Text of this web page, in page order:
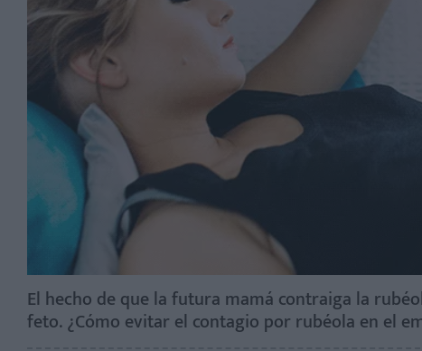
El hecho de que la futura mamá contraiga la
feto. ¿Cómo evitar el contagio por rubéola en el